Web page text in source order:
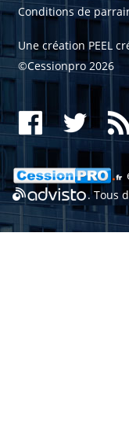
Conditions de
Une création PEEL
©Cessionpro 2026
. Tous